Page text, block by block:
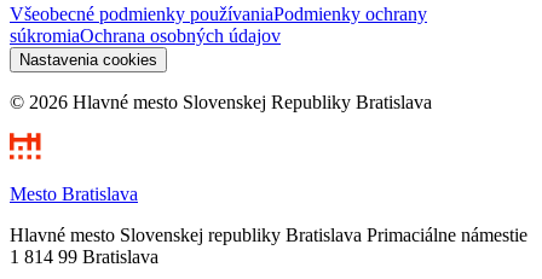
Všeobecné podmienky používaniaPodmienky ochrany
súkromiaOchrana osobných údajov
Nastavenia cookies
© 2026 Hlavné mesto Slovenskej Republiky Bratislava
Mesto Bratislava
Hlavné mesto Slovenskej republiky Bratislava Primaciálne námestie
1 814 99 Bratislava